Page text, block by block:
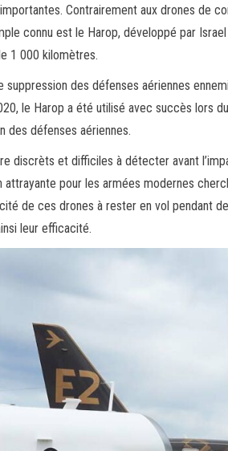
Contrairement aux drones de
connu est le Harop, développé par
1 000 kilomètres.
des défenses aériennes
le Harop a été utilisé avec succès lors
des défenses aériennes.
discrèts et difficiles à détecter avant
pour les armées modernes
de ces drones à rester en vol pendant
leur efficacité.